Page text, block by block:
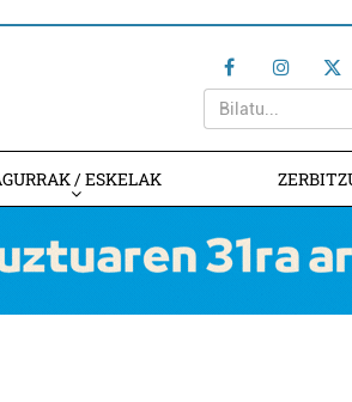
/ ESKELAK